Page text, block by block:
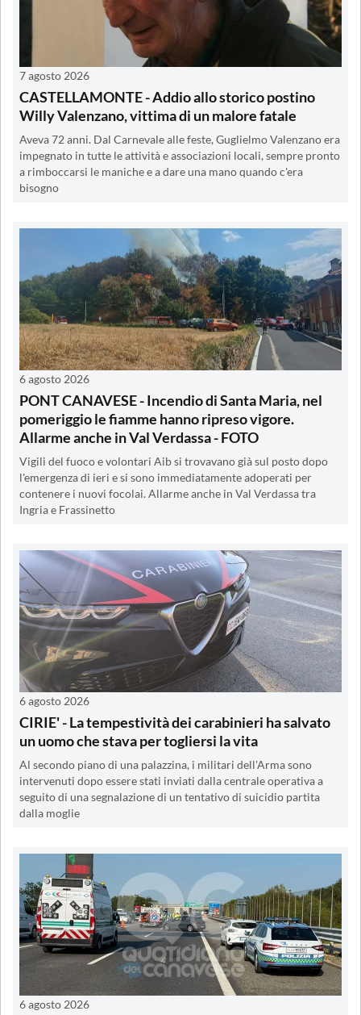
7 agosto 2026
CASTELLAMONTE - Addio allo storico postino
Willy Valenzano, vittima di un malore fatale
Aveva 72 anni. Dal Carnevale alle feste, Guglielmo Valenzano era
impegnato in tutte le attività e associazioni locali, sempre pronto
a rimboccarsi le maniche e a dare una mano quando c'era
bisogno
6 agosto 2026
PONT CANAVESE - Incendio di Santa Maria, nel
pomeriggio le fiamme hanno ripreso vigore.
Allarme anche in Val Verdassa - FOTO
Vigili del fuoco e volontari Aib si trovavano già sul posto dopo
l'emergenza di ieri e si sono immediatamente adoperati per
contenere i nuovi focolai. Allarme anche in Val Verdassa tra
Ingria e Frassinetto
6 agosto 2026
CIRIE' - La tempestività dei carabinieri ha salvato
un uomo che stava per togliersi la vita
Al secondo piano di una palazzina, i militari dell'Arma sono
intervenuti dopo essere stati inviati dalla centrale operativa a
seguito di una segnalazione di un tentativo di suicidio partita
dalla moglie
6 agosto 2026